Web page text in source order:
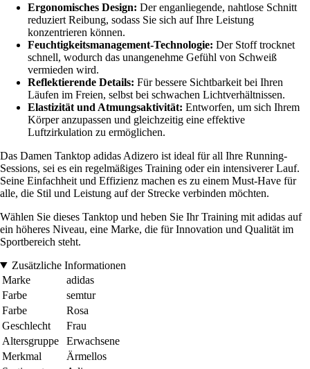
Ergonomisches Design: Der enganliegende, nahtlose Schnitt
reduziert Reibung, sodass Sie sich auf Ihre Leistung
konzentrieren können.
Feuchtigkeitsmanagement-Technologie: Der Stoff trocknet
schnell, wodurch das unangenehme Gefühl von Schweiß
vermieden wird.
Reflektierende Details: Für bessere Sichtbarkeit bei Ihren
Läufen im Freien, selbst bei schwachen Lichtverhältnissen.
Elastizität und Atmungsaktivität: Entworfen, um sich Ihrem
Körper anzupassen und gleichzeitig eine effektive
Luftzirkulation zu ermöglichen.
Das Damen Tanktop adidas Adizero ist ideal für all Ihre Running-
Sessions, sei es ein regelmäßiges Training oder ein intensiverer Lauf.
Seine Einfachheit und Effizienz machen es zu einem Must-Have für
alle, die Stil und Leistung auf der Strecke verbinden möchten.
Wählen Sie dieses Tanktop und heben Sie Ihr Training mit adidas auf
ein höheres Niveau, eine Marke, die für Innovation und Qualität im
Sportbereich steht.
Zusätzliche Informationen
Marke
adidas
Farbe
semtur
Farbe
Rosa
Geschlecht
Frau
Altersgruppe
Erwachsene
Merkmal
Ärmellos